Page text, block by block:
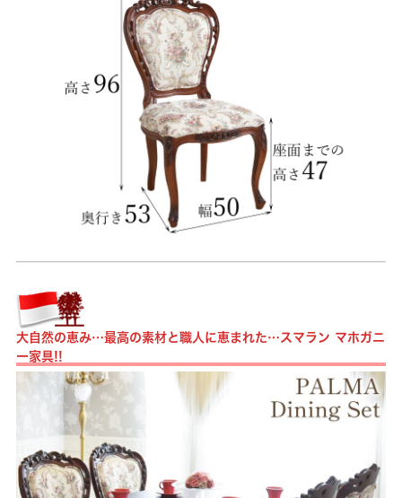
大自然の恵み…最高の素材と職人に恵まれた…スマラン マホガニ
ー家具!!